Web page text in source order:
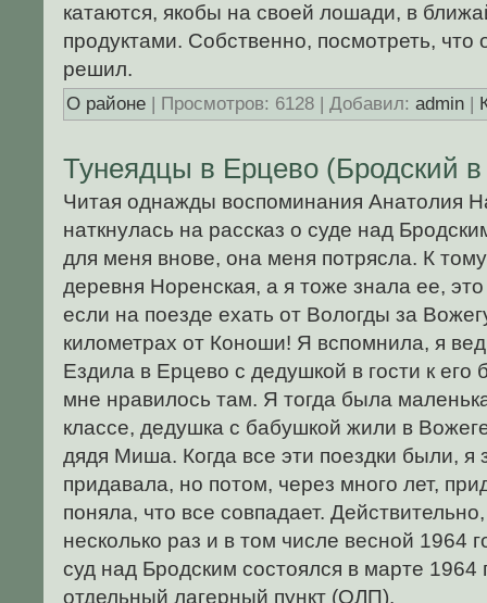
катаются, якобы на своей лошади, в
продуктами. Собственно, посмотреть, что
решил.
О районе | Просмотров: 6128 | Добавил: admin |
Тунеядцы в Ерцево (Бродский
Читая однажды воспоминания Анатолия
наткнулась на рассказ о суде над
для меня внове, она меня потрясла. К
деревня Норенская, а я тоже знала ее,
если на поезде ехать от Вологды за
километрах от Коноши! Я вспомнила, я
Ездила в Ерцево с дедушкой в гости к его
мне нравилось там. Я тогда была
классе, дедушка с бабушкой жили в
дядя Миша. Когда все эти поездки были, я
придавала, но потом, через много лет,
поняла, что все совпадает.
несколько раз и в том числе весной 1964
суд над Бродским состоялся в марте
отдельный лагерный пункт (ОЛП).